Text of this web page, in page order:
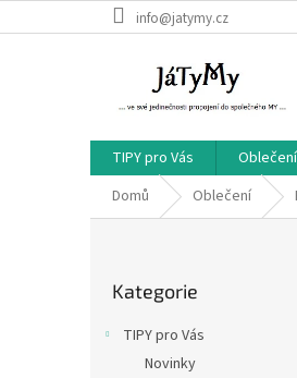
na
info@jatymy.cz
TIPY pro Vás Oblečení
Domů
Oblečení
kategorie
Kategorie
TIPY pro Vás
Novinky